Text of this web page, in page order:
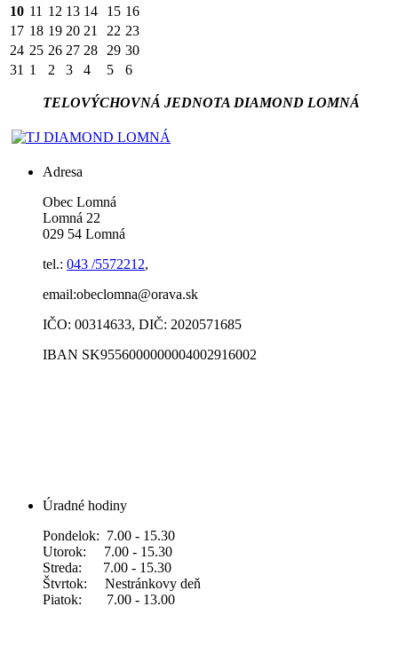
10 11 12 13 14 15 16
17 18 19 20 21 22 23
24 25 26 27 28 29 30
31 1 2 3 4 5 6
TELOVÝCHOVNÁ JEDNOTA DIAMOND LOMNÁ
Adresa
Obec Lomná
Lomná 22
029 54 Lomná
tel.: 043 /5572212,
email:obeclomna@orava.sk
IČO: 00314633, DIČ: 2020571685
IBAN SK9556000000004002916002
Úradné hodiny
Pondelok: 7.00 - 15.30
Utorok: 7.00 - 15.30
Streda: 7.00 - 15.30
Štvrtok: Nestránkovy deň
Piatok: 7.00 - 13.00